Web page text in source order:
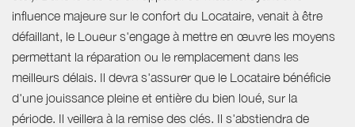
influence majeure sur le confort du Locataire, venait à être
défaillant, le Loueur s'engage à mettre en œuvre les moyens
permettant la réparation ou le remplacement dans les
meilleurs délais. Il devra s'assurer que le Locataire bénéficie
d'une jouissance pleine et entière du bien loué, sur la
période. Il veillera à la remise des clés. Il s'abstiendra de